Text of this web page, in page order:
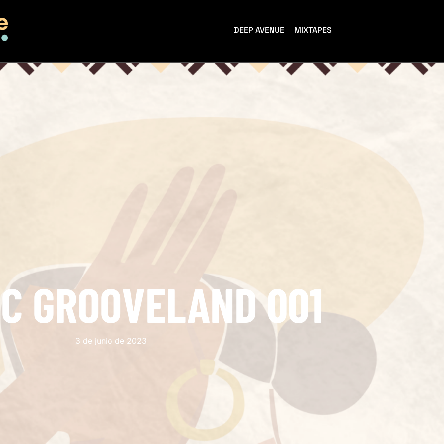
DEEP AVENUE MIXTAPES
GROOVELAND 001
3 de junio de 2023